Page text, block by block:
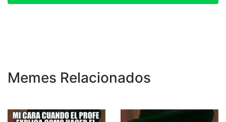
Memes Relacionados